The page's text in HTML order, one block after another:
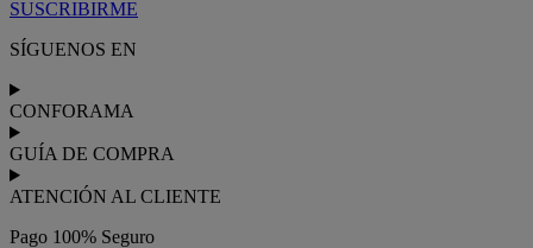
SUSCRIBIRME
SÍGUENOS EN
CONFORAMA
GUÍA DE COMPRA
ATENCIÓN AL CLIENTE
Pago 100% Seguro